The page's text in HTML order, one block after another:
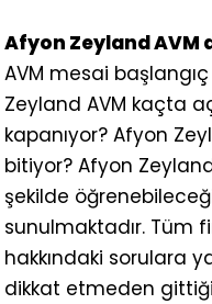
Afyon Zeyland AVM
AVM mesai
Zeyland AVM kaçta
kapanıyor? Afyon
bitiyor? Afyon
şekilde
sunulmaktadır. Tüm
hakkındaki sorulara
dikkat etmeden